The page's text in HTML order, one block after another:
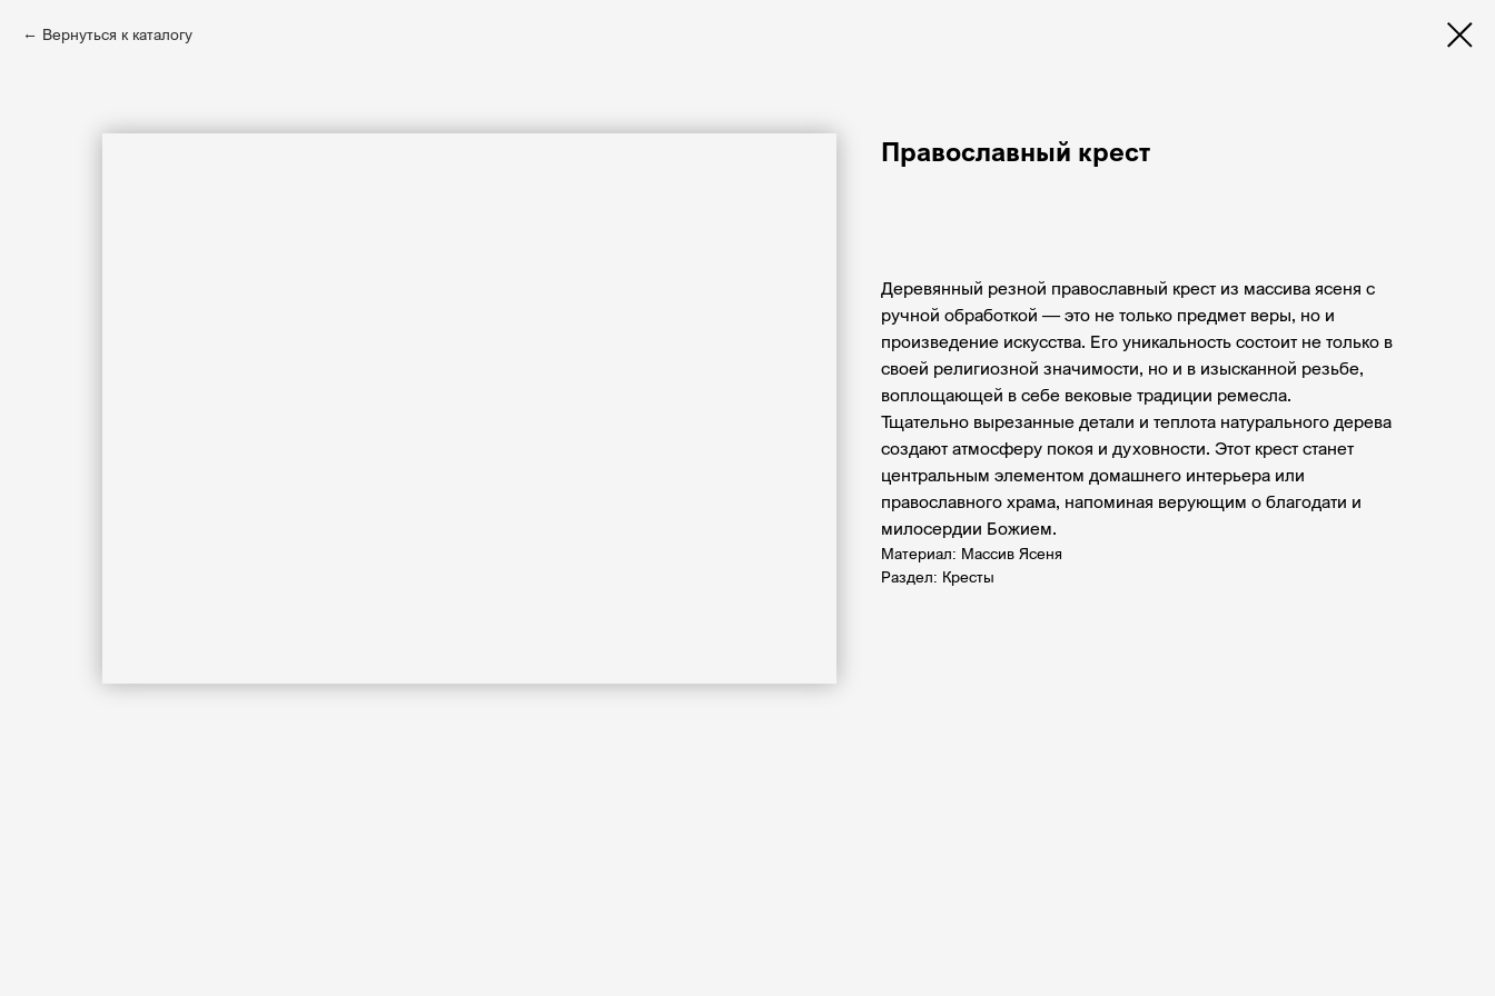
Вернуться к каталогу
Православный крест
Деревянный резной православный крест из массива ясеня с
ручной обработкой — это не только предмет веры, но и
произведение искусства. Его уникальность состоит не только в
своей религиозной значимости, но и в изысканной резьбе,
воплощающей в себе вековые традиции ремесла.
Тщательно вырезанные детали и теплота натурального дерева
создают атмосферу покоя и духовности. Этот крест станет
центральным элементом домашнего интерьера или
православного храма, напоминая верующим о благодати и
милосердии Божием.
Материал: Массив Ясеня
Раздел: Кресты